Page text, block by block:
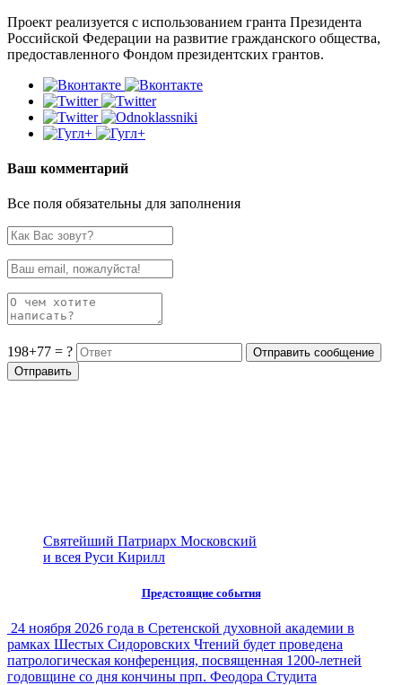
Проект реализуется с использованием гранта Президента
Российской Федерации на развитие гражданского общества,
предоставленного Фондом президентских грантов.
Ваш комментарий
Все поля обязательны для заполнения
198+77 = ?
Святейший Патриарх Московский
и всея Руси Кирилл
Предстоящие события
24 ноября 2026 года в Сретенской духовной академии в
рамках Шестых Сидоровских Чтений будет проведена
патрологическая конференция, посвященная 1200-летней
годовщине со дня кончины прп. Феодора Студита